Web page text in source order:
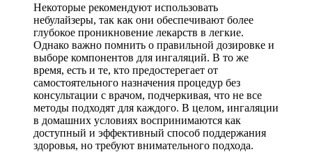
Некоторые рекомендуют использовать
небулайзеры, так как они обеспечивают более
глубокое проникновение лекарств в легкие.
Однако важно помнить о правильной дозировке и
выборе компонентов для ингаляций. В то же
время, есть и те, кто предостерегает от
самостоятельного назначения процедур без
консультации с врачом, подчеркивая, что не все
методы подходят для каждого. В целом, ингаляции
в домашних условиях воспринимаются как
доступный и эффективный способ поддержания
здоровья, но требуют внимательного подхода.